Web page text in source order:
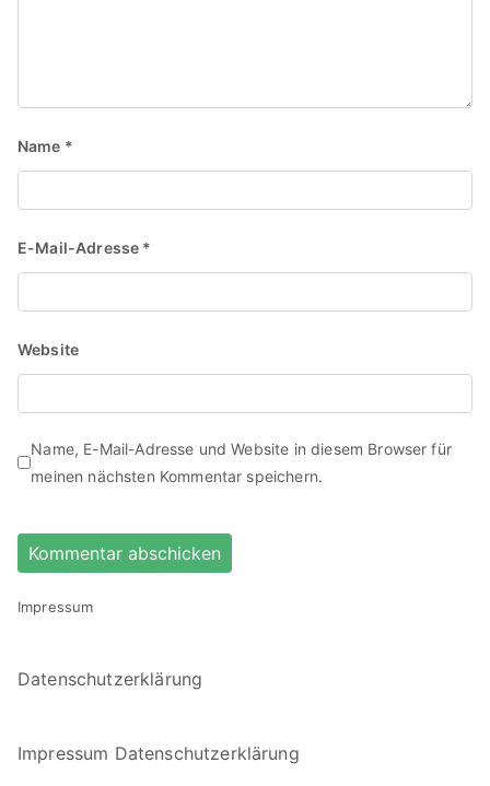
Name *
E-Mail-Adresse *
Website
Name, E-Mail-Adresse und Website in diesem Browser für
meinen nächsten Kommentar speichern.
Impressum
Datenschutzerklärung
Impressum Datenschutzerklärung